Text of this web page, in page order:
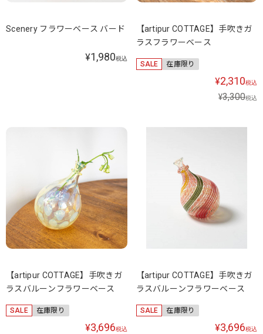
Scenery フラワーベース バード
¥1,980税込
【artipur COTTAGE】手吹きガ
ラスフラワーベース
SALE 在庫限り
¥2,310税込
¥3,300税込
【artipur COTTAGE】手吹きガ
ラスバルーンフラワーベース
SALE 在庫限り
¥3,696税込
【artipur COTTAGE】手吹きガ
ラスバルーンフラワーベース
SALE 在庫限り
¥3,696税込